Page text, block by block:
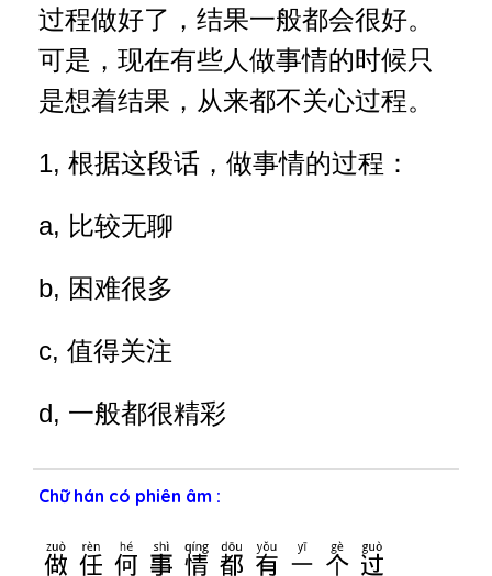
á
â
m
t
a
h
过程做好了，结果一般都会很好。
可是，现在有些人做事情的时候只
是想着结果，从来都不关心过程。
1, 根据这段话，做事情的过程：
a, 比较无聊
b, 困难很多
c, 值得关注
d, 一般都很精彩
Chữ hán có phiên âm :
做任何事情都有一个过